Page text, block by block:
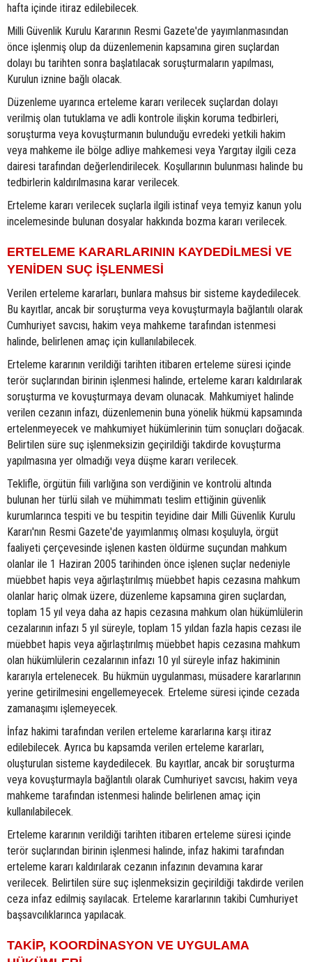
hafta içinde itiraz edilebilecek.
Milli Güvenlik Kurulu Kararının Resmi Gazete'de yayımlanmasından
önce işlenmiş olup da düzenlemenin kapsamına giren suçlardan
dolayı bu tarihten sonra başlatılacak soruşturmaların yapılması,
Kurulun iznine bağlı olacak.
Düzenleme uyarınca erteleme kararı verilecek suçlardan dolayı
verilmiş olan tutuklama ve adli kontrole ilişkin koruma tedbirleri,
soruşturma veya kovuşturmanın bulunduğu evredeki yetkili hakim
veya mahkeme ile bölge adliye mahkemesi veya Yargıtay ilgili ceza
dairesi tarafından değerlendirilecek. Koşullarının bulunması halinde bu
tedbirlerin kaldırılmasına karar verilecek.
Erteleme kararı verilecek suçlarla ilgili istinaf veya temyiz kanun yolu
incelemesinde bulunan dosyalar hakkında bozma kararı verilecek.
ERTELEME KARARLARININ KAYDEDİLMESİ VE
YENİDEN SUÇ İŞLENMESİ
Verilen erteleme kararları, bunlara mahsus bir sisteme kaydedilecek.
Bu kayıtlar, ancak bir soruşturma veya kovuşturmayla bağlantılı olarak
Cumhuriyet savcısı, hakim veya mahkeme tarafından istenmesi
halinde, belirlenen amaç için kullanılabilecek.
Erteleme kararının verildiği tarihten itibaren erteleme süresi içinde
terör suçlarından birinin işlenmesi halinde, erteleme kararı kaldırılarak
soruşturma ve kovuşturmaya devam olunacak. Mahkumiyet halinde
verilen cezanın infazı, düzenlemenin buna yönelik hükmü kapsamında
ertelenmeyecek ve mahkumiyet hükümlerinin tüm sonuçları doğacak.
Belirtilen süre suç işlenmeksizin geçirildiği takdirde kovuşturma
yapılmasına yer olmadığı veya düşme kararı verilecek.
Teklifle, örgütün fiili varlığına son verdiğinin ve kontrolü altında
bulunan her türlü silah ve mühimmatı teslim ettiğinin güvenlik
kurumlarınca tespiti ve bu tespitin teyidine dair Milli Güvenlik Kurulu
Kararı'nın Resmi Gazete'de yayımlanmış olması koşuluyla, örgüt
faaliyeti çerçevesinde işlenen kasten öldürme suçundan mahkum
olanlar ile 1 Haziran 2005 tarihinden önce işlenen suçlar nedeniyle
müebbet hapis veya ağırlaştırılmış müebbet hapis cezasına mahkum
olanlar hariç olmak üzere, düzenleme kapsamına giren suçlardan,
toplam 15 yıl veya daha az hapis cezasına mahkum olan hükümlülerin
cezalarının infazı 5 yıl süreyle, toplam 15 yıldan fazla hapis cezası ile
müebbet hapis veya ağırlaştırılmış müebbet hapis cezasına mahkum
olan hükümlülerin cezalarının infazı 10 yıl süreyle infaz hakiminin
kararıyla ertelenecek. Bu hükmün uygulanması, müsadere kararlarının
yerine getirilmesini engellemeyecek. Erteleme süresi içinde cezada
zamanaşımı işlemeyecek.
İnfaz hakimi tarafından verilen erteleme kararlarına karşı itiraz
edilebilecek. Ayrıca bu kapsamda verilen erteleme kararları,
oluşturulan sisteme kaydedilecek. Bu kayıtlar, ancak bir soruşturma
veya kovuşturmayla bağlantılı olarak Cumhuriyet savcısı, hakim veya
mahkeme tarafından istenmesi halinde belirlenen amaç için
kullanılabilecek.
Erteleme kararının verildiği tarihten itibaren erteleme süresi içinde
terör suçlarından birinin işlenmesi halinde, infaz hakimi tarafından
erteleme kararı kaldırılarak cezanın infazının devamına karar
verilecek. Belirtilen süre suç işlenmeksizin geçirildiği takdirde verilen
ceza infaz edilmiş sayılacak. Erteleme kararlarının takibi Cumhuriyet
başsavcılıklarınca yapılacak.
TAKİP, KOORDİNASYON VE UYGULAMA